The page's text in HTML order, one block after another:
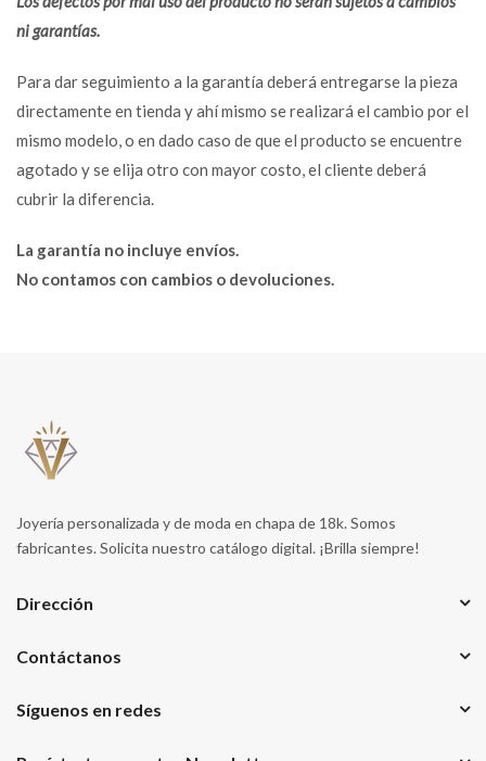
ni garantías.
Para dar seguimiento a la garantía deberá entregarse la pieza
directamente en tienda y ahí mismo se realizará el cambio por el
mismo modelo, o en dado caso de que el producto se encuentre
agotado y se elija otro con mayor costo, el cliente deberá
cubrir la diferencia.
La garantía no incluye envíos.
No contamos con cambios o devoluciones.
Joyería personalizada y de moda en chapa de 18k. Somos
fabricantes. Solicita nuestro catálogo digital. ¡Brilla siempre!
Dirección
Contáctanos
Síguenos en redes